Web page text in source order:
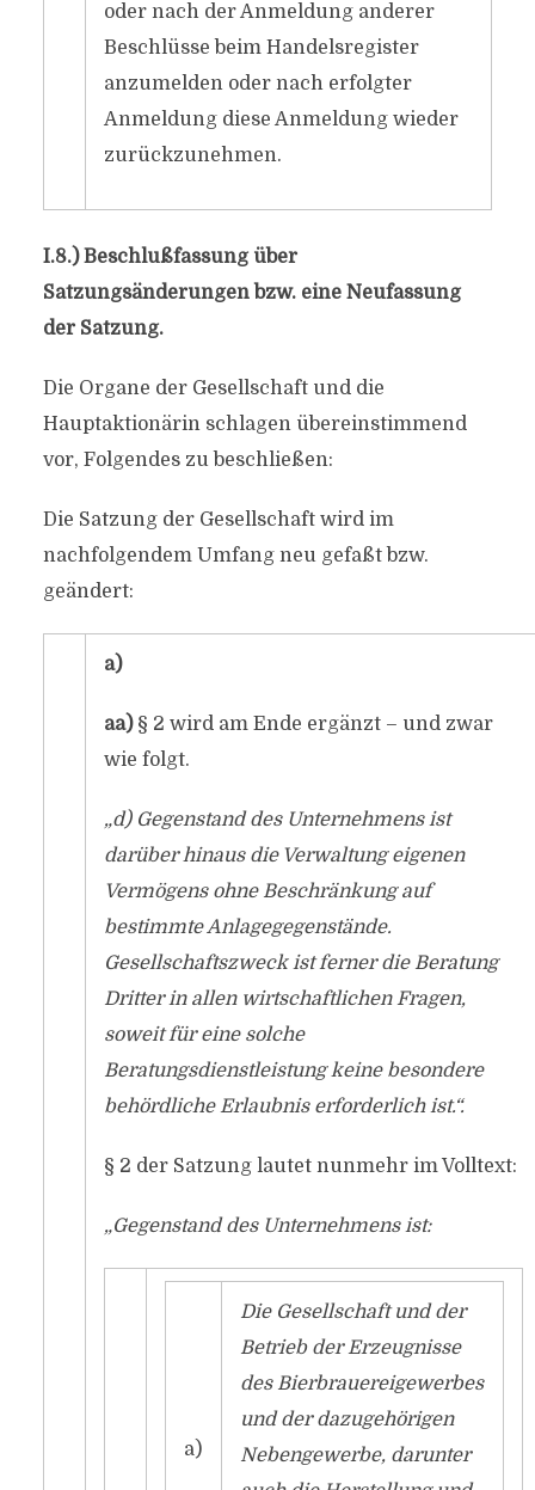
oder nach der Anmeldung anderer
Beschlüsse beim Handelsregister
anzumelden oder nach erfolgter
Anmeldung diese Anmeldung wieder
zurückzunehmen.
I.8.) Beschlußfassung über
Satzungsänderungen bzw. eine Neufassung
der Satzung.
Die Organe der Gesellschaft und die
Hauptaktionärin schlagen übereinstimmend
vor, Folgendes zu beschließen:
Die Satzung der Gesellschaft wird im
nachfolgendem Umfang neu gefaßt bzw.
geändert:
a)
aa) § 2 wird am Ende ergänzt – und zwar
wie folgt.
„d) Gegenstand des Unternehmens ist
darüber hinaus die Verwaltung eigenen
Vermögens ohne Beschränkung auf
bestimmte Anlagegegenstände.
Gesellschaftszweck ist ferner die Beratung
Dritter in allen wirtschaftlichen Fragen,
soweit für eine solche
Beratungsdienstleistung keine besondere
behördliche Erlaubnis erforderlich ist.“.
§ 2 der Satzung lautet nunmehr im Volltext:
„Gegenstand des Unternehmens ist:
a)
Die Gesellschaft und der
Betrieb der Erzeugnisse
des Bierbrauereigewerbes
und der dazugehörigen
Nebengewerbe, darunter